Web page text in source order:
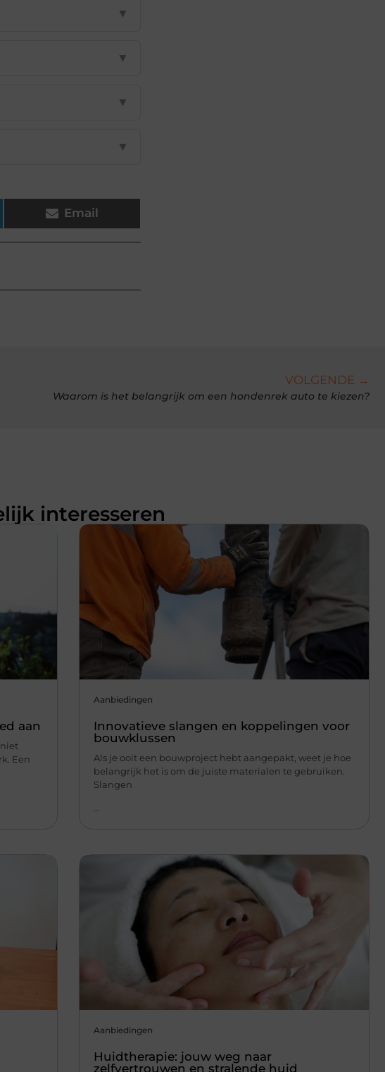
▼
▼
▼
▼
Email
VOLGENDE →
Waarom is het belangrijk om een hondenrek auto te kiezen?
interesseren
aan
Een
Aanbiedingen
Innovatieve slangen en koppelingen voor
bouwklussen
Als je ooit een bouwproject hebt aangepakt, weet je hoe
belangrijk het is om de juiste materialen te gebruiken.
Slangen
...
Aanbiedingen
Huidtherapie: jouw weg naar
zelfvertrouwen en stralende huid